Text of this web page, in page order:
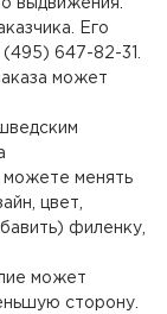
выдвижения.
Его
647-82-31.
может
можете менять
цвет,
филенку,
может
сторону.